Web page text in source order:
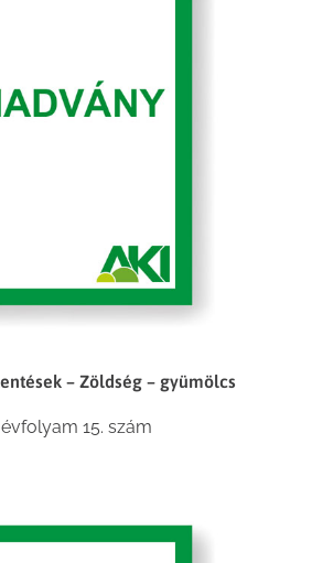
– Zöldség – gyümölcs
évfolyam 15. szám